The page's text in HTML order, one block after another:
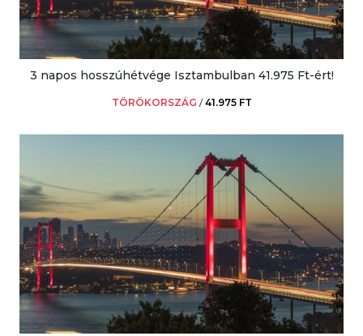
3 napos hosszúhétvége Isztambulban 41.975 Ft-ért!
TÖRÖKORSZÁG /41.975 FT